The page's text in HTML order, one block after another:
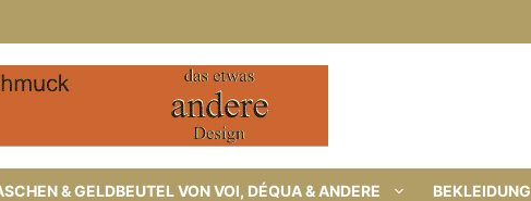
& GELDBEUTEL VON VOI, DÉQUA & ANDERE BEKLEIDUNG